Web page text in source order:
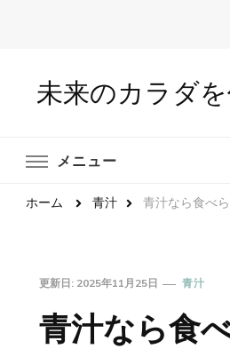
未来のカラダ
メニュー
ホーム 青汁 青汁なら食べ
更新日: 2025年11月25日 青汁
青汁なら食